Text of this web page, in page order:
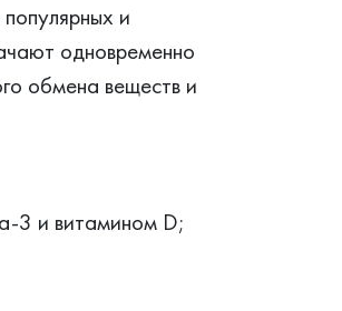
и
одновременно
обмена веществ и
3 и витамином D;